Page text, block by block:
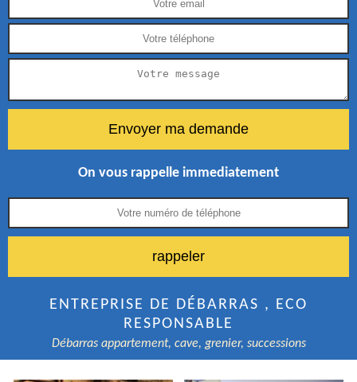
On vous rappelle immediatement
ENTREPRISE DE DÉBARRAS , ECO
RESPONSABLE
Débarras appartement, cave, grenier, successions